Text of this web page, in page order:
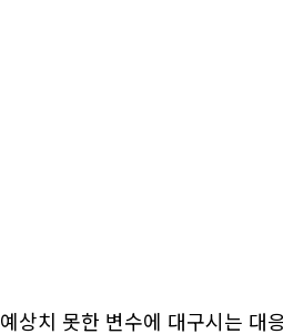
예상치 못한 변수에 대구시는 대